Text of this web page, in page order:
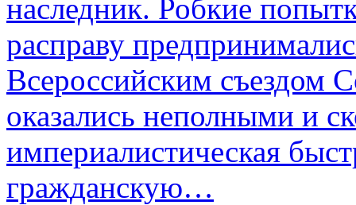
наследник. Робкие
расправу
Всероссийским съездом
оказались неполными и
империалистическая
гражданскую…